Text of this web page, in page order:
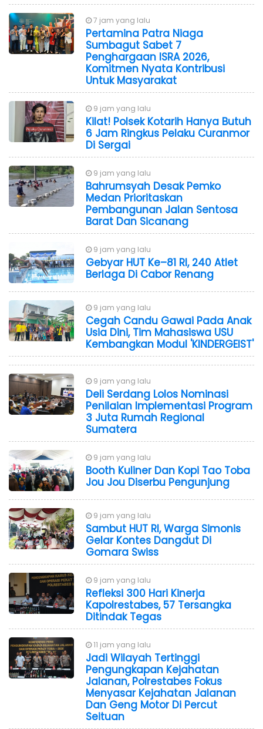
7 jam yang lalu
Pertamina Patra Niaga
Sumbagut Sabet 7
Penghargaan ISRA 2026,
Komitmen Nyata Kontribusi
Untuk Masyarakat
9 jam yang lalu
Kilat! Polsek Kotarih Hanya Butuh
6 Jam Ringkus Pelaku Curanmor
Di Sergai
9 jam yang lalu
Bahrumsyah Desak Pemko
Medan Prioritaskan
Pembangunan Jalan Sentosa
Barat Dan Sicanang
9 jam yang lalu
Gebyar HUT Ke–81 RI, 240 Atlet
Berlaga Di Cabor Renang
9 jam yang lalu
Cegah Candu Gawai Pada Anak
Usia Dini, Tim Mahasiswa USU
Kembangkan Modul 'KINDERGEIST'
9 jam yang lalu
Deli Serdang Lolos Nominasi
Penilaian Implementasi Program
3 Juta Rumah Regional
Sumatera
9 jam yang lalu
Booth Kuliner Dan Kopi Tao Toba
Jou Jou Diserbu Pengunjung
9 jam yang lalu
Sambut HUT RI, Warga Simonis
Gelar Kontes Dangdut Di
Gomara Swiss
9 jam yang lalu
Refleksi 300 Hari Kinerja
Kapolrestabes, 57 Tersangka
Ditindak Tegas
11 jam yang lalu
Jadi Wilayah Tertinggi
Pengungkapan Kejahatan
Jalanan, Polrestabes Fokus
Menyasar Kejahatan Jalanan
Dan Geng Motor Di Percut
Seituan